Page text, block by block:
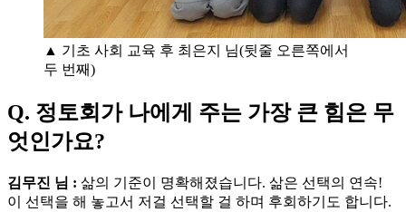
▲ 기초 사회 교육 후 최은지 님(뒷줄 오른쪽에서
두 번째)
Q. 정토회가 나에게 주는 가장 큰 힘은 무
엇인가요?
김무진 님 : 삶의 기준이 명확해졌습니다. 삶은 선택의 연속!
이 선택을 해 놓고서 저걸 선택할 걸 하며 후회하기도 합니다.